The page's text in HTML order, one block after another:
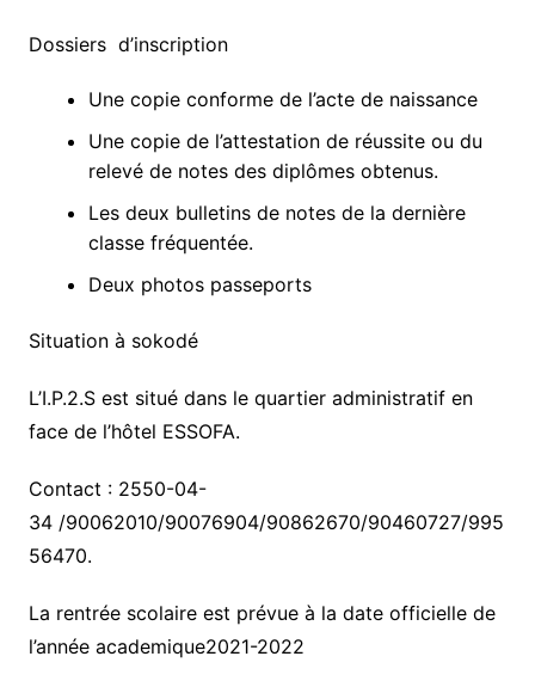
Dossiers d’inscription
Une copie conforme de l’acte de naissance
Une copie de l’attestation de réussite ou du
relevé de notes des diplômes obtenus.
Les deux bulletins de notes de la dernière
classe fréquentée.
Deux photos passeports
Situation à sokodé
L’I.P.2.S est situé dans le quartier administratif en
face de l’hôtel ESSOFA.
Contact : 2550-04-
34 /90062010/90076904/90862670/90460727/995
56470.
La rentrée scolaire est prévue à la date officielle de
l’année academique2021-2022